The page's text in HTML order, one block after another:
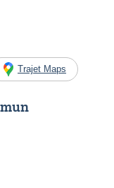
Trajet Maps